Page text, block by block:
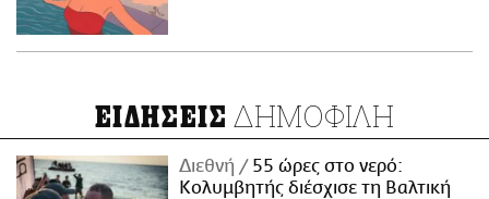
ΕΙΔΗΣΕΙΣ ΔΗΜΟΦΙΛΗ
Διεθνή
55 ώρες στο νερό:
Κολυμβητής διέσχισε τη Βαλτική